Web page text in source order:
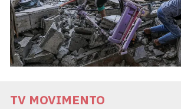
TV MOVIMENTO